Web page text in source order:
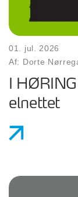
01. jul. 2026
Af: Dorte
I
elnettet